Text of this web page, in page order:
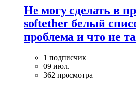
Не могу сделать в
softether белый
проблема и что не
1 подписчик
09 июл.
362 просмотра